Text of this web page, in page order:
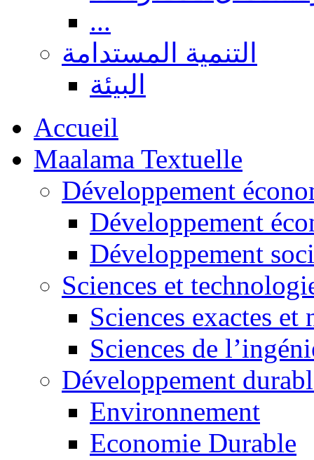
...
التنمية المستدامة
البيئة
Accueil
Maalama Textuelle
Développement
Développement
Développement
Sciences et
Sciences exactes et
Sciences de
Développement
Environnement
Economie Durable